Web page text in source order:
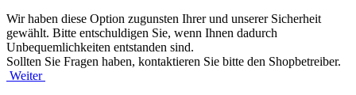
Wir haben diese Option zugunsten Ihrer und unserer Sicherheit
gewählt. Bitte entschuldigen Sie, wenn Ihnen dadurch
Unbequemlichkeiten entstanden sind.
Sollten Sie Fragen haben, kontaktieren Sie bitte den Shopbetreiber.
Weiter